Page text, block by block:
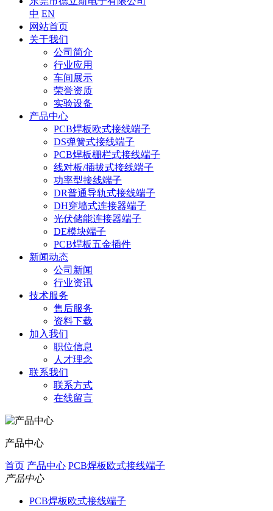
中 EN
网站首页
关于我们
公司简介
行业应用
车间展示
荣誉资质
实验设备
产品中心
PCB焊板欧式接线端子
DS弹簧式接线端子
PCB焊板栅栏式接线端子
线对板/插拔式接线端子
功率型接线端子
DR普通导轨式接线端子
DH穿墙式连接器端子
光伏储能连接器端子
DE模块端子
PCB焊板五金插件
新闻动态
公司新闻
行业资讯
技术服务
售后服务
资料下载
加入我们
职位信息
人才理念
联系我们
联系方式
在线留言
产品中心
首页 产品中心 PCB焊板欧式接线端子
产品中心
PCB焊板欧式接线端子